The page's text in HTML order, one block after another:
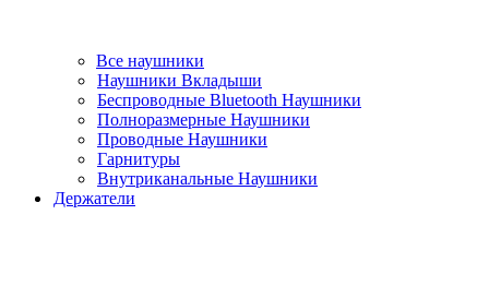
Все наушники
Наушники Вкладыши
Беспроводные Bluetooth Наушники
Полноразмерные Наушники
Проводные Наушники
Гарнитуры
Внутриканальные Наушники
Держатели